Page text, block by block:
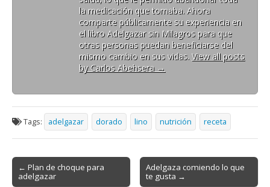
la medicación que tomaba. Ahora
comparte públicamente su experiencia en
el libro Adelgazar sin Milagros para que
otras personas puedan beneficiarse del
mismo cambio en sus vidas. View all posts
by Carlos Abehsera →
Tags: adelgazar dorado lino nutrición receta
Post
navigation
← Plan de choque para
adelgazar
Adelgaza comiendo lo que
te gusta →